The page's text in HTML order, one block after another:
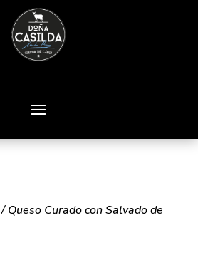
/ Queso Curado con Salvado de